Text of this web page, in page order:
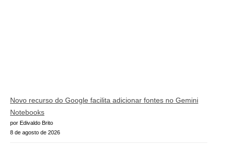
Novo recurso do Google facilita adicionar fontes no Gemini
Notebooks
por Edivaldo Brito
8 de agosto de 2026